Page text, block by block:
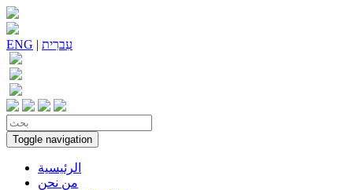
ENG | עִברִית
Toggle navigation
الرئيسية
من نحن